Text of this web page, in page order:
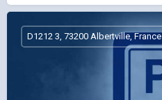
D1212 3, 73200 Albertville, France